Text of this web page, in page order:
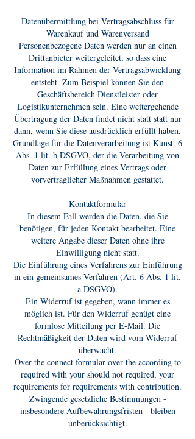
Datenübermittlung bei Vertragsabschluss für
Warenkauf und Warenversand
Personenbezogene Daten werden nur an einen
Drittanbieter weitergeleitet, so dass eine
Information im Rahmen der Vertragsabwicklung
entsteht. Zum Beispiel können Sie den
Geschäftsbereich Dienstleister oder
Logistikunternehmen sein. Eine weitergehende
Übertragung der Daten findet nicht statt statt nur
dann, wenn Sie diese ausdrücklich erfüllt haben.
Grundlage für die Datenverarbeitung ist Kunst. 6
Abs. 1 lit. b DSGVO, der die Verarbeitung von
Daten zur Erfüllung eines Vertrags oder
vorvertraglicher Maßnahmen gestattet.
Kontaktformular
In diesem Fall werden die Daten, die Sie
benötigen, für jeden Kontakt bearbeitet. Eine
weitere Angabe dieser Daten ohne ihre
Einwilligung nicht statt.
Die Einführung eines Verfahrens zur Einführung
in ein gemeinsames Verfahren (Art. 6 Abs. 1 lit.
a DSGVO).
Ein Widerruf ist gegeben, wann immer es
möglich ist. Für den Widerruf genügt eine
formlose Mitteilung per E-Mail. Die
Rechtmäßigkeit der Daten wird vom Widerruf
überwacht.
Over the connect formular over the according to
required with your should not required, your
requirements for requirements with contribution.
Zwingende gesetzliche Bestimmungen -
insbesondere Aufbewahrungsfristen - bleiben
unberücksichtigt.